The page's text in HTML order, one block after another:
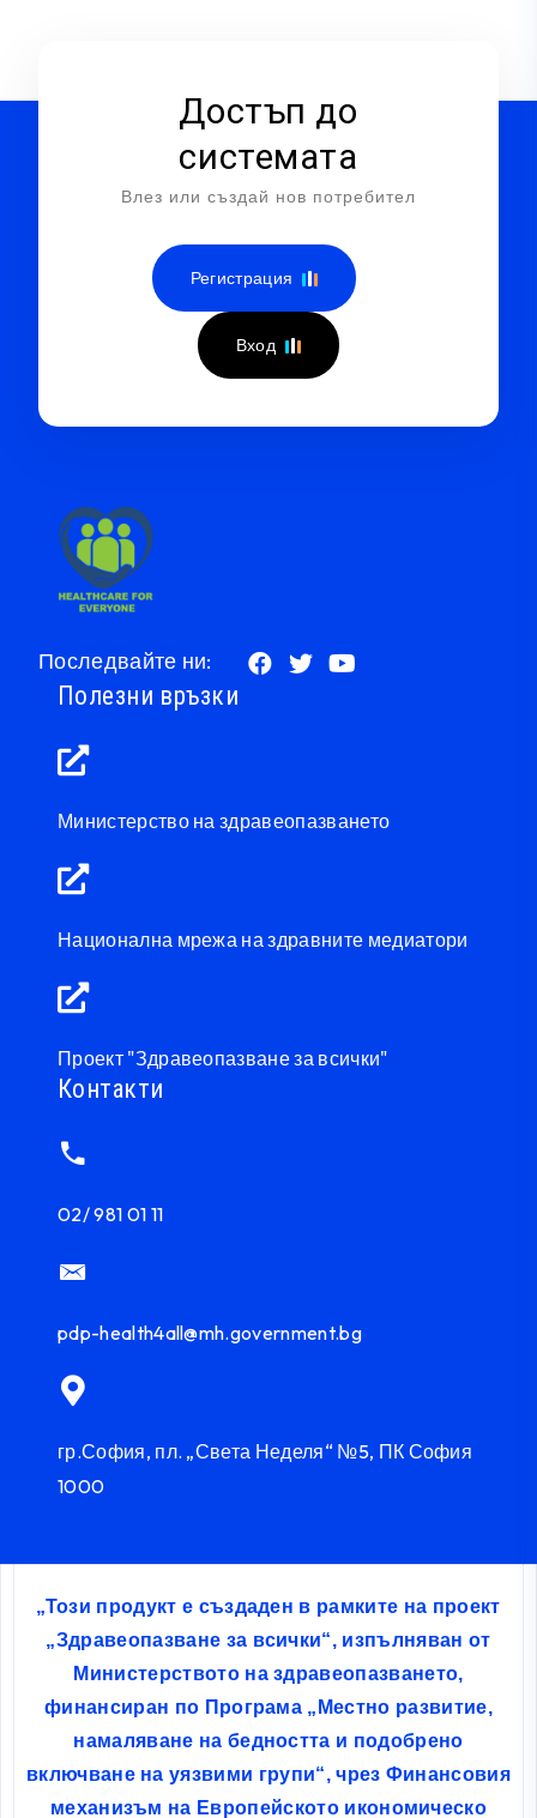
Достъп до
системата
Влез или създай нов потребител
Регистрация
Вход
Последвайте ни:
Полезни връзки
Министерство на здравеопазването
Национална мрежа на здравните медиатори
Проект "Здравеопазване за всички"
Контакти
02/ 981 01 11
pdp-health4all@mh.government.bg
гр.София, пл. „Света Неделя“ №5, ПК София
1000
„Този продукт е създаден в рамките на проект
„Здравеопазване за всички“, изпълняван от
Министерството на здравеопазването,
финансиран по Програма „Местно развитие,
намаляване на бедността и подобрено
включване на уязвими групи“, чрез Финансовия
механизъм на Европейското икономическо